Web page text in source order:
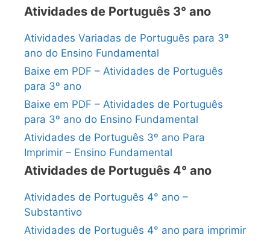
Atividades de Português 3° ano
Atividades Variadas de Português para 3º
ano do Ensino Fundamental
Baixe em PDF – Atividades de Português
para 3º ano
Baixe em PDF – Atividades de Português
para 3º ano do Ensino Fundamental
Atividades de Português 3º ano Para
Imprimir – Ensino Fundamental
Atividades de Português 4° ano
Atividades de Português 4° ano –
Substantivo
Atividades de Português 4° ano para imprimir